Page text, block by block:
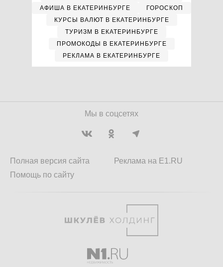
АФИША В ЕКАТЕРИНБУРГЕ
ГОРОСКОП
КУРСЫ ВАЛЮТ В ЕКАТЕРИНБУРГЕ
ТУРИЗМ В ЕКАТЕРИНБУРГЕ
ПРОМОКОДЫ В ЕКАТЕРИНБУРГЕ
РЕКЛАМА В ЕКАТЕРИНБУРГЕ
Мы в соцсетях
Полная версия сайта
Помощь по сайту
Реклама на E1.RU